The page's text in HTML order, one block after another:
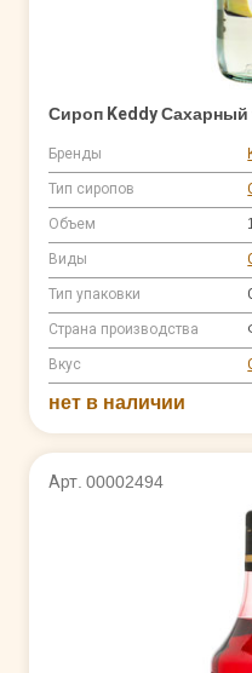
Сироп Keddy Сахарный
Бренды
Тип сиропов
Объем
Виды
Тип упаковки
Страна производства
Вкус
нет в наличии
Арт. 00002494